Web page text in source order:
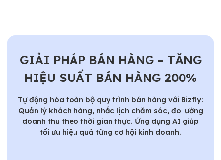
GIẢI PHÁP BÁN HÀNG – TĂNG
HIỆU SUẤT BÁN HÀNG 200%
Tự động hóa toàn bộ quy trình bán hàng với Bizfly:
Quản lý khách hàng, nhắc lịch chăm sóc, đo lường
doanh thu theo thời gian thực. Ứng dụng AI giúp
tối ưu hiệu quả từng cơ hội kinh doanh.